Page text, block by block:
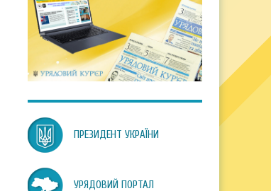
ПРЕЗИДЕНТ УКРАЇНИ
УРЯДОВИЙ ПОРТАЛ